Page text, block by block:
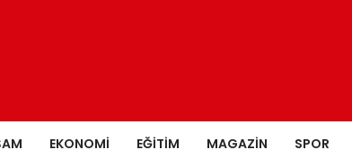
EKONOMI EĞITIM MAGAZIN SPOR